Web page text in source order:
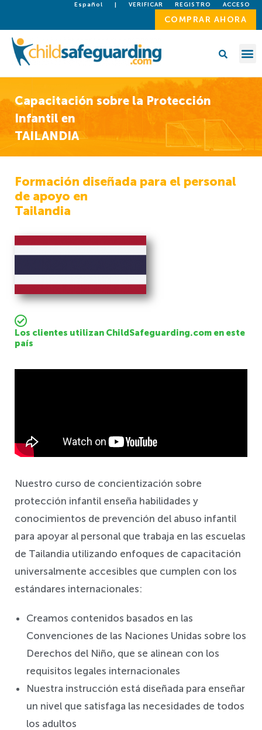
Español | VERIFICAR REGISTRO ACCESO
COMPRAR AHORA
Capacitación sobre la Protección
Infantil en
TAILANDIA
Formación diseñada para el personal
de apoyo en
Tailandia
Los clientes utilizan ChildSafeguarding.com en este
país
Nuestro curso de concientización sobre
protección infantil enseña habilidades y
conocimientos de prevención del abuso infantil
para apoyar al personal que trabaja en las escuelas
de Tailandia utilizando enfoques de capacitación
universalmente accesibles que cumplen con los
estándares internacionales:
Creamos contenidos basados en las
Convenciones de las Naciones Unidas sobre los
Derechos del Niño, que se alinean con los
requisitos legales internacionales
Nuestra instrucción está diseñada para enseñar
un nivel que satisfaga las necesidades de todos
los adultos